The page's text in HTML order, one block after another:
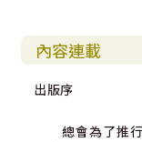
內容連載
出版序
總會為了推行